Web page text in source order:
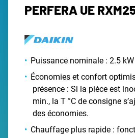
PERFERA UE
Puissance nominale : 2.5 kW
Économies et confort
présence : Si la pièce est
min., la T °C de consigne
des économies.
Chauffage plus rapide :